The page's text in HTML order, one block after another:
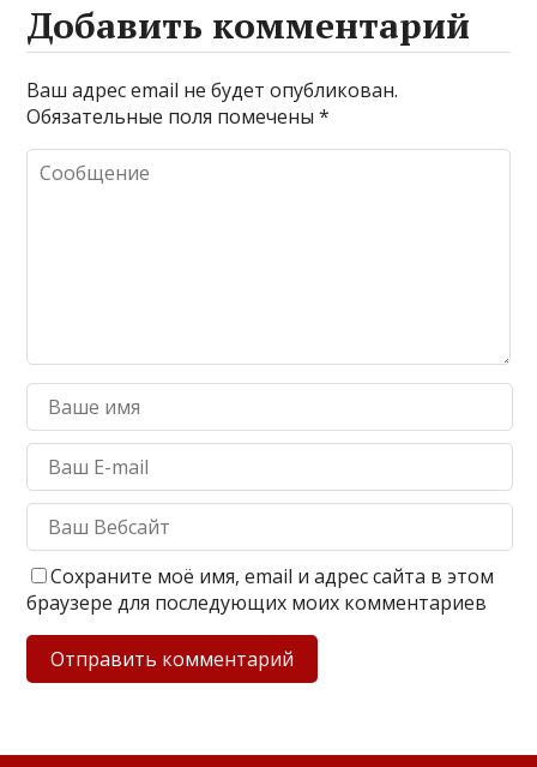
Добавить комментарий
Ваш адрес email не будет опубликован.
Обязательные поля помечены*
Сохраните моё имя, email и адрес сайта в этом
браузере для последующих моих комментариев